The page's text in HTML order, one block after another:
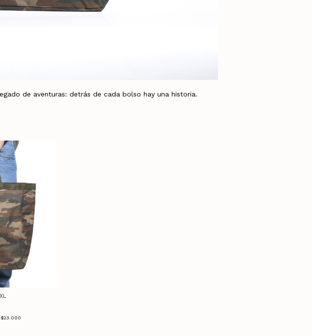
legado de aventuras: detrás de cada bolso hay una historia.
$23.000